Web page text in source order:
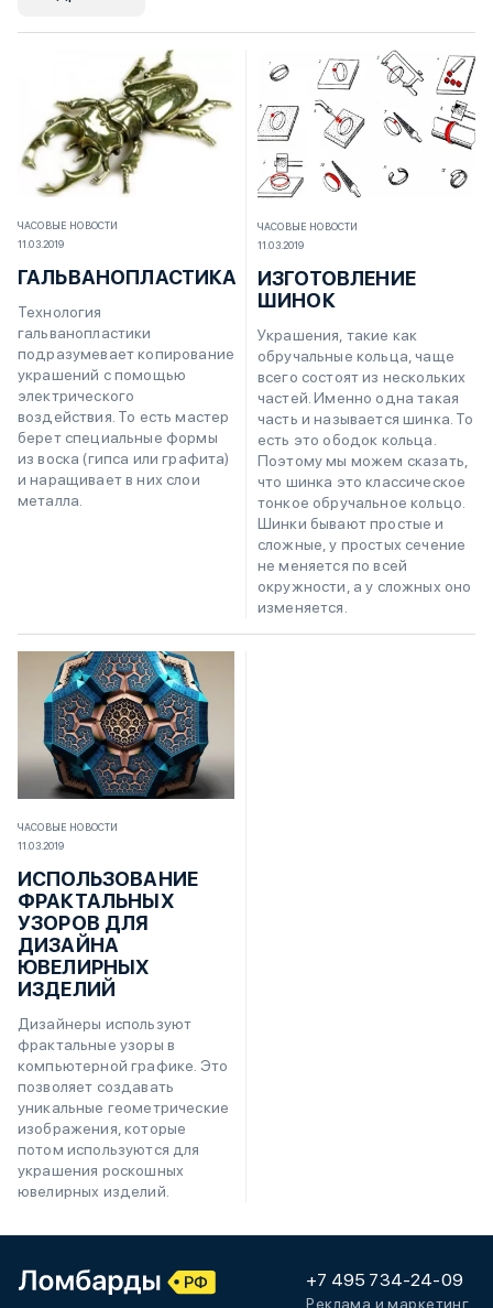
ЧАСОВЫЕ НОВОСТИ
11.03.2019
ГАЛЬВАНОПЛАСТИКА
Технология
гальванопластики
подразумевает копирование
украшений с помощью
электрического
воздействия. То есть мастер
берет специальные формы
из воска (гипса или графита)
и наращивает в них слои
металла.
ЧАСОВЫЕ НОВОСТИ
11.03.2019
ИЗГОТОВЛЕНИЕ
ШИНОК
Украшения, такие как
обручальные кольца, чаще
всего состоят из нескольких
частей. Именно одна такая
часть и называется шинка. То
есть это ободок кольца.
Поэтому мы можем сказать,
что шинка это классическое
тонкое обручальное кольцо.
Шинки бывают простые и
сложные, у простых сечение
не меняется по всей
окружности, а у сложных оно
изменяется.
ЧАСОВЫЕ НОВОСТИ
11.03.2019
ИСПОЛЬЗОВАНИЕ
ФРАКТАЛЬНЫХ
УЗОРОВ ДЛЯ
ДИЗАЙНА
ЮВЕЛИРНЫХ
ИЗДЕЛИЙ
Дизайнеры используют
фрактальные узоры в
компьютерной графике. Это
позволяет создавать
уникальные геометрические
изображения, которые
потом используются для
украшения роскошных
ювелирных изделий.
+7 495 734-24-09
Реклама и маркетинг